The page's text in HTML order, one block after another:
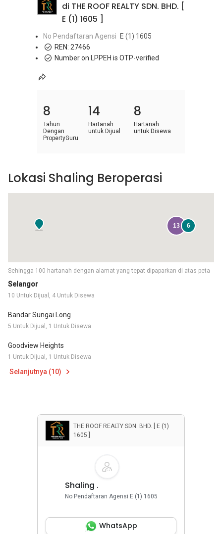
di THE ROOF REALTY SDN. BHD. [
E (1) 1605 ]
No Pendaftaran Agensi
E (1) 1605
REN: 27466
Number on LPPEH is OTP-verified
8
Tahun
Dengan
PropertyGuru
14
Hartanah
untuk Dijual
8
Hartanah
untuk Disewa
Selangor
10 Untuk Dijual, 4 Untuk Disewa
Bandar Sungai Long
5 Untuk Dijual, 1 Untuk Disewa
Goodview Heights
1 Untuk Dijual, 1 Untuk Disewa
Selanjutnya (10)
Sehingga 100 hartanah dengan alamat yang tepat dipaparkan di atas peta
13 6
Lokasi Shaling Beroperasi
THE ROOF REALTY SDN. BHD. [ E (1)
1605 ]
Shaling .
No Pendaftaran Agensi E (1) 1605
WhatsApp